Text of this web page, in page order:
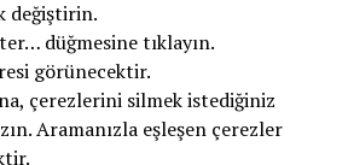
değiştirin.
düğmesine tıklayın.
görünecektir.
çerezlerini silmek istediğiniz
Aramanızla eşleşen çerezler